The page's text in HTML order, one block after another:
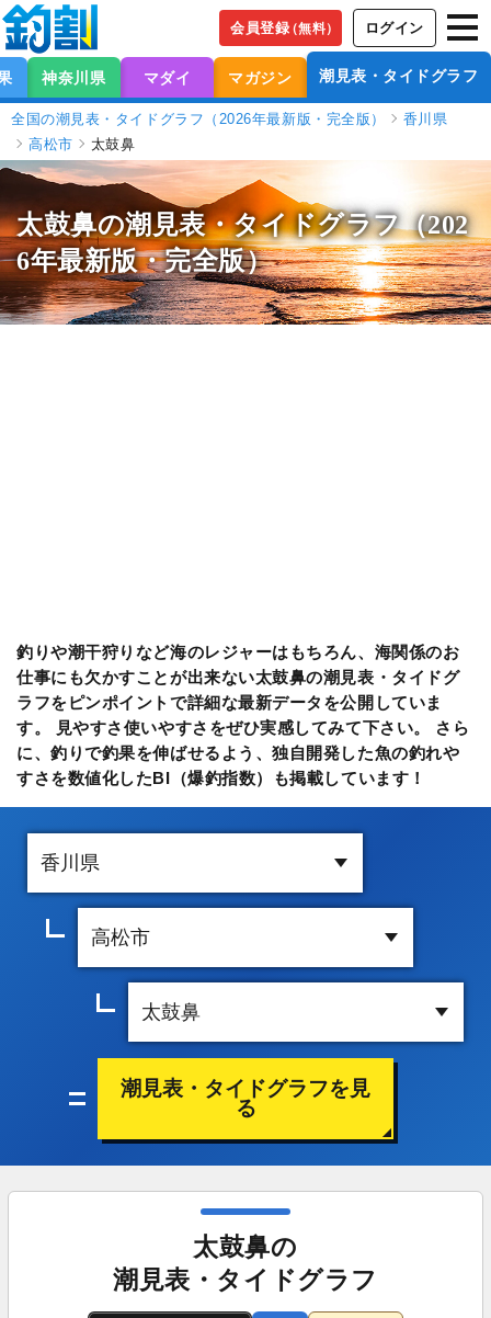
会員登録（無料） ログイン
神奈川県 マダイ マガジン 潮見表・タイドグラフ
全国の潮見表・タイドグラフ（2026年最新版・完全版）
香川県
高松市
太鼓鼻
太鼓鼻の潮見表・タイドグラフ（202
6年最新版・完全版）
釣りや潮干狩りなど海のレジャーはもちろん、海関係のお
仕事にも欠かすことが出来ない太鼓鼻の潮見表・タイドグ
ラフをピンポイントで詳細な最新データを公開していま
す。 見やすさ使いやすさをぜひ実感してみて下さい。 さら
に、釣りで釣果を伸ばせるよう、独自開発した魚の釣れや
すさを数値化したBI（爆釣指数）も掲載しています！
潮見表・タイドグラフを見
る
太鼓鼻の
潮見表・タイドグラフ